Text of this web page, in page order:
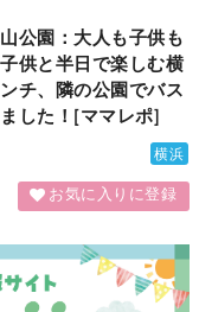
公園：大人も子供も
供と半日で楽しむ横
チ、隣の公園でバス
した！[ママレポ]
横浜
お気に入りに登録